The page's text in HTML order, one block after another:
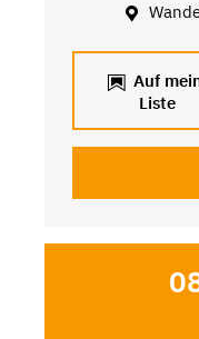
Auf
Liste